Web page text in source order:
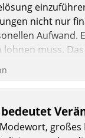
nicht nur
Aufwand.
muss. Das
der
sollten
großes